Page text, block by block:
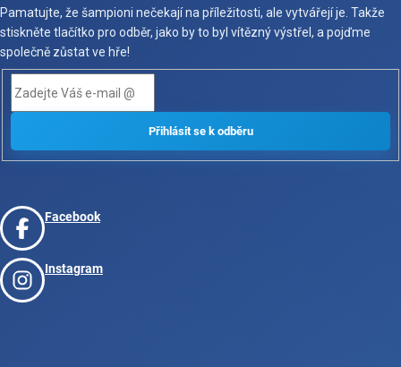
Pamatujte, že šampioni nečekají na příležitosti, ale vytvářejí je. Takže
stiskněte tlačítko pro odběr, jako by to byl vítězný výstřel, a pojďme
společně zůstat ve hře!
Facebook
Instagram